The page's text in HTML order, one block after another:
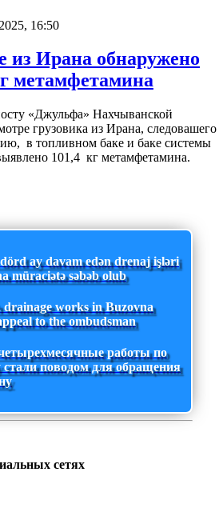
16:50
из Ирана обнаружено
метамфетамина
«Джульфа» Нахчыванской
грузовика из Ирана, следовашего
в топливном баке и баке системы
101,4 кг метамфетамина.
ay davam edən drenaj işləri
müraciətə səbəb olub
works in Buzovna
to the ombudsman
работы по
стали поводом для обращения
сетях